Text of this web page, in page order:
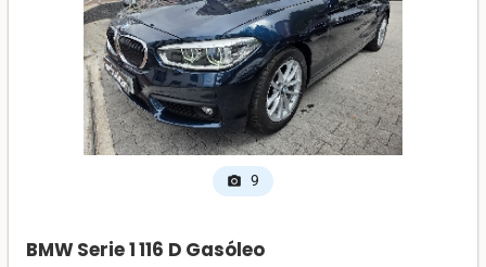
photo_camera 9
BMW Serie 1 116 D Gasóleo